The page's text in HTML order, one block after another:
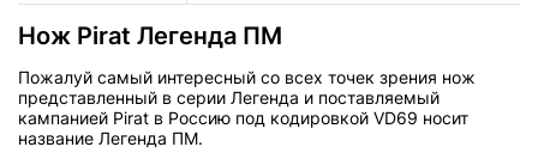
Нож Pirat Легенда ПМ
Пожалуй самый интересный со всех точек зрения нож
представленный в серии Легенда и поставляемый
кампанией Pirat в Россию под кодировкой VD69 носит
название Легенда ПМ.